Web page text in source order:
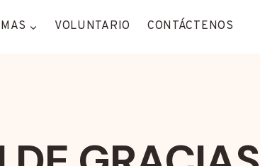
VOLUNTARIO CONTÁCTENOS